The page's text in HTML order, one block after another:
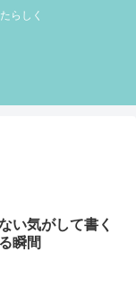
らしく
い気がして書く
瞬間